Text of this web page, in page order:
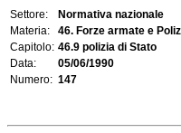
Settore:
Normativa nazionale
Materia:
46. Forze armate e
Capitolo: 46.9 polizia di Stato
Data:
05/06/1990
Numero: 147